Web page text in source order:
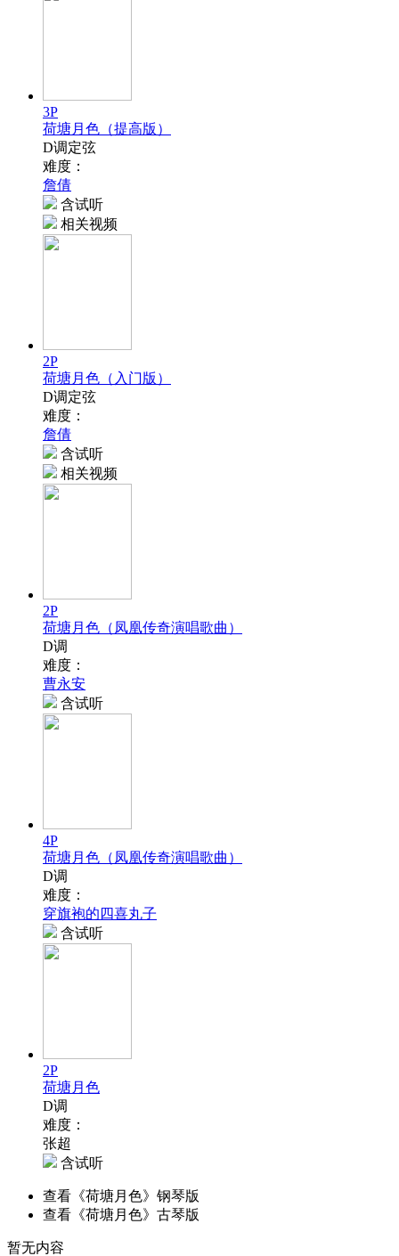
3P
荷塘月色（提高版）
D调定弦
难度：
詹倩
含试听
相关视频
2P
荷塘月色（入门版）
D调定弦
难度：
詹倩
含试听
相关视频
2P
荷塘月色（凤凰传奇演唱歌曲）
D调
难度：
曹永安
含试听
4P
荷塘月色（凤凰传奇演唱歌曲）
D调
难度：
穿旗袍的四喜丸子
含试听
2P
荷塘月色
D调
难度：
张超
含试听
查看《荷塘月色》钢琴版
查看《荷塘月色》古琴版
暂无内容